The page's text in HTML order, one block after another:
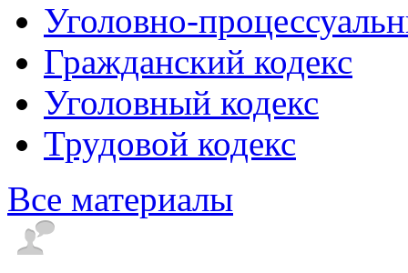
Уголовно-
Гражданский кодекс
Уголовный кодекс
Трудовой кодекс
Все материалы